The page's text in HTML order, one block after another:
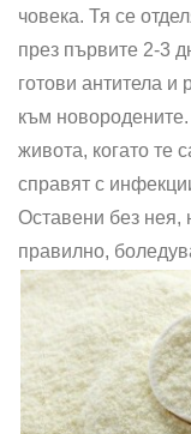
човека. Тя се
през първите 2-3
готови антитела
към
живота, когато те
справят с
Оставени без нея,
правилно,